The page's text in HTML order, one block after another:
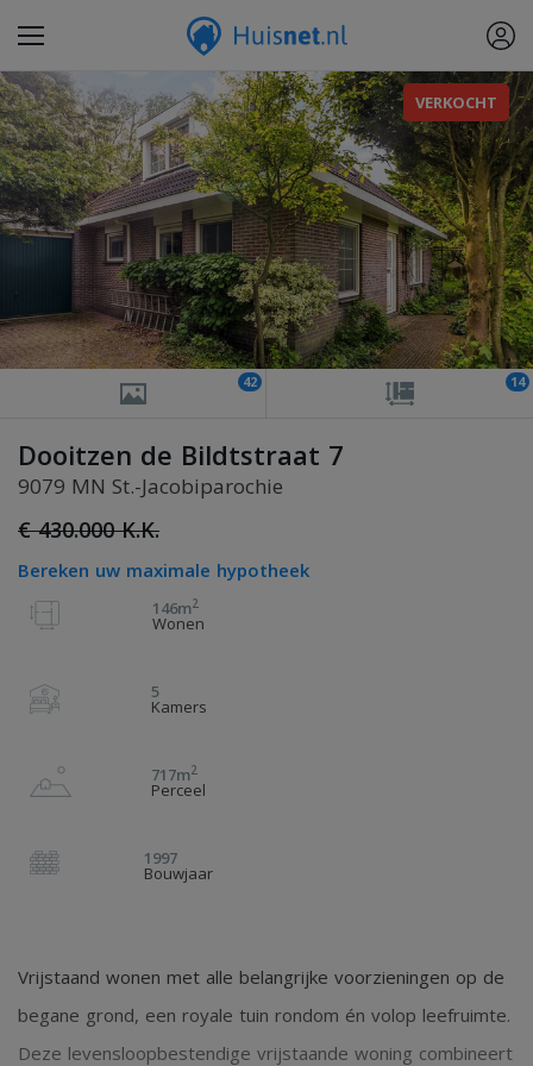
VERKOCHT
42 14
Dooitzen de Bildtstraat 7
9079 MN St.-Jacobiparochie
€ 430.000 K.K.
Bereken uw maximale hypotheek
146m2
Wonen
5
Kamers
717m2
Perceel
1997
Bouwjaar
Vrijstaand wonen met alle belangrijke voorzieningen op de
begane grond, een royale tuin rondom én volop leefruimte.
Deze levensloopbestendige vrijstaande woning combineert